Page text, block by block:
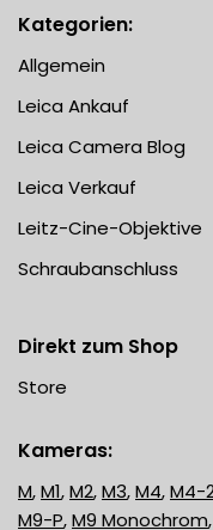
Kategorien:
Allgemein
Leica Ankauf
Leica Camera Blog
Leica Verkauf
Leitz-Cine-Objektive
Schraubanschluss
Direkt zum Shop
Store
Kameras:
M,M1,M2,M3,M4,M4-
M9-P,M9 Monochrom,